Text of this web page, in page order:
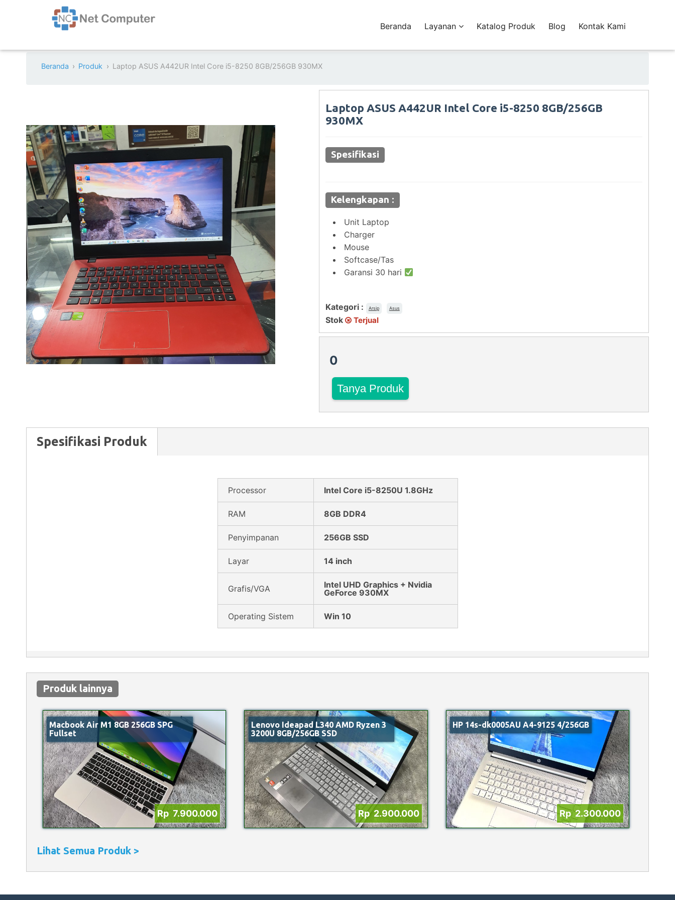
Beranda Layanan Katalog Produk Blog Kontak Kami
Beranda Produk Laptop ASUS A442UR Intel Core i5-8250 8GB/256GB 930MX
Laptop ASUS A442UR Intel Core i5-8250 8GB/256GB
930MX
Spesifikasi
Kelengkapan :
Unit Laptop
Charger
Mouse
Softcase/Tas
Garansi 30 hari
Kategori : Arsip Asus
Stok Terjual
0
Tanya Produk
Spesifikasi Produk
Processor Intel Core i5-8250U 1.8GHz
RAM 8GB DDR4
Penyimpanan 256GB SSD
Layar 14 inch
Grafis/VGA
Intel UHD Graphics + Nvidia
GeForce 930MX
Operating Sistem Win 10
Produk lainnya
Macbook Air M1 8GB 256GB SPG
Fullset
Rp 7.900.000
Lenovo Ideapad L340 AMD Ryzen 3
3200U 8GB/256GB SSD
Rp 2.900.000
HP 14s-dk0005AU A4-9125 4/256GB
Rp 2.300.000
Lihat Semua Produk >